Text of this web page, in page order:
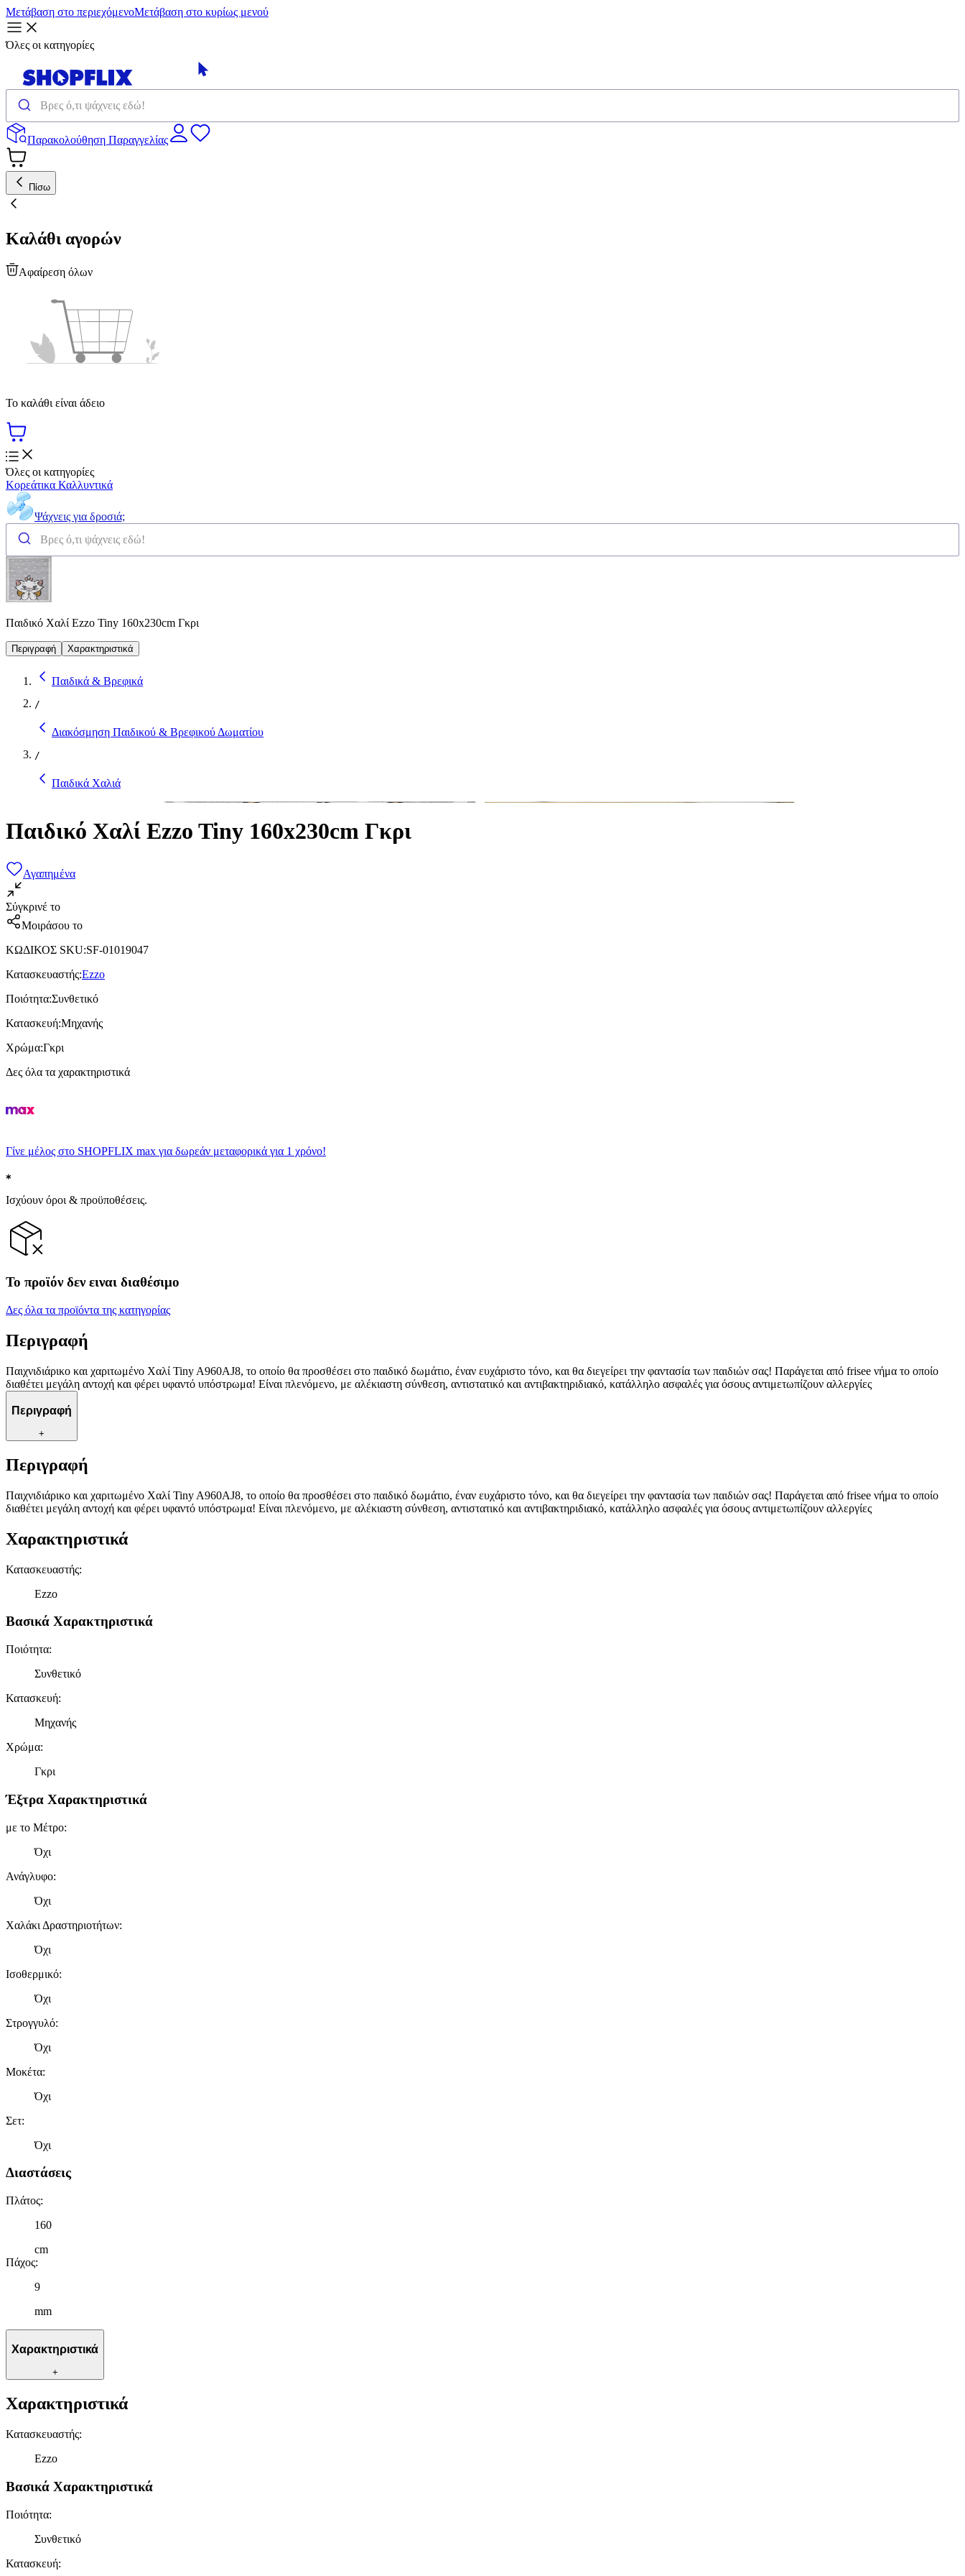
Μετάβαση στο περιεχόμενοΜετάβαση στο κυρίως μενού
Όλες οι κατηγορίες
Παρακολούθηση Παραγγελίας
Πίσω
Καλάθι αγορών
Αφαίρεση όλων
Το καλάθι είναι άδειο
Όλες οι κατηγορίες
Κορεάτικα Καλλυντικά
Ψάχνεις για δροσιά;
Παιδικό Χαλί Ezzo Tiny 160x230cm Γκρι
Περιγραφή Χαρακτηριστικά
Παιδικά & Βρεφικά
/
Διακόσμηση Παιδικού & Βρεφικού Δωματίου
/
Παιδικά Χαλιά
Παιδικό Χαλί Ezzo Tiny 160x230cm Γκρι
Αγαπημένα
Σύγκρινέ το
Μοιράσου το
ΚΩΔΙΚΟΣ SKU:SF-01019047
Κατασκευαστής:Ezzo
Ποιότητα:Συνθετικό
Κατασκευή:Μηχανής
Χρώμα:Γκρι
Δες όλα τα χαρακτηριστικά
Γίνε μέλος στο SHOPFLIX max για δωρεάν μεταφορικά για 1 χρόνο!
Ισχύουν όροι & προϋποθέσεις.
Το προϊόν δεν ειναι διαθέσιμο
Δες όλα τα προϊόντα της κατηγορίας
Περιγραφή
Παιχνιδιάρικο και χαριτωμένο Χαλί Tiny A960AJ8, το οποίο θα προσθέσει στο παιδικό δωμάτιο, έναν ευχάριστο τόνο, και θα διεγείρει την φαντασία των παιδιών σας! Παράγεται από frisee νήμα το οποίο
διαθέτει μεγάλη αντοχή και φέρει υφαντό υπόστρωμα! Είναι πλενόμενο, με αλέκιαστη σύνθεση, αντιστατικό και αντιβακτηριδιακό, κατάλληλο ασφαλές για όσους αντιμετωπίζουν αλλεργίες
Περιγραφή
+
Περιγραφή
Παιχνιδιάρικο και χαριτωμένο Χαλί Tiny A960AJ8, το οποίο θα προσθέσει στο παιδικό δωμάτιο, έναν ευχάριστο τόνο, και θα διεγείρει την φαντασία των παιδιών σας! Παράγεται από frisee νήμα το οποίο
διαθέτει μεγάλη αντοχή και φέρει υφαντό υπόστρωμα! Είναι πλενόμενο, με αλέκιαστη σύνθεση, αντιστατικό και αντιβακτηριδιακό, κατάλληλο ασφαλές για όσους αντιμετωπίζουν αλλεργίες
Χαρακτηριστικά
Κατασκευαστής:
Ezzo
Βασικά Χαρακτηριστικά
Ποιότητα:
Συνθετικό
Κατασκευή:
Μηχανής
Χρώμα:
Γκρι
Έξτρα Χαρακτηριστικά
με το Μέτρο:
Όχι
Ανάγλυφο:
Όχι
Χαλάκι Δραστηριοτήτων:
Όχι
Ισοθερμικό:
Όχι
Στρογγυλό:
Όχι
Μοκέτα:
Όχι
Σετ:
Όχι
Διαστάσεις
Πλάτος:
160
cm
Πάχος:
9
mm
Χαρακτηριστικά
+
Χαρακτηριστικά
Κατασκευαστής:
Ezzo
Βασικά Χαρακτηριστικά
Ποιότητα:
Συνθετικό
Κατασκευή: